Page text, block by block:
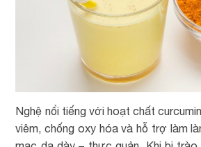
Nghệ nổi tiếng với hoạt chất
viêm, chống oxy hóa và hỗ trợ làm